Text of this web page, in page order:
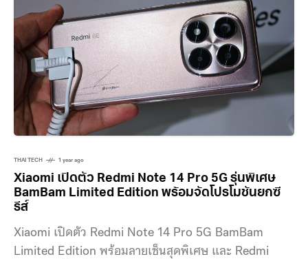
THAI TECH 1 year ago
Xiaomi เปิดตัว Redmi Note 14 Pro 5G รุ่นพิเศษ
BamBam Limited Edition พร้อมจัดโปรโมชันยกซี
รีส์
Xiaomi เปิดตัว Redmi Note 14 Pro 5G BamBam
Limited Edition พร้อมลายเซ็นสุดพิเศษ และ Redmi